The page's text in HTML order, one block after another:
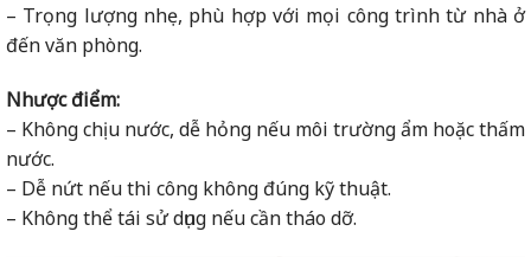
– Trọng lượng nhẹ, phù hợp với mọi công trình từ nhà ở
đến văn phòng.
Nhược điểm:
– Không chịu nước, dễ hỏng nếu môi trường ẩm hoặc thấm
nước.
– Dễ nứt nếu thi công không đúng kỹ thuật.
– Không thể tái sử dụng nếu cần tháo dỡ.